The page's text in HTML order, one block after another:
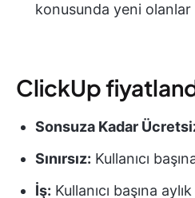
konusunda yeni olanlar
ClickUp
Sonsuza Kadar
Sınırsız: Kullanıcı
İş: Kullanıcı başına